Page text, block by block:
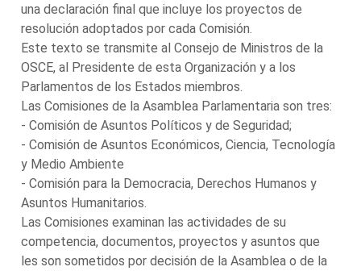
una declaración final que incluye los proyectos de
resolución adoptados por cada Comisión.
Este texto se transmite al Consejo de Ministros de la
OSCE, al Presidente de esta Organización y a los
Parlamentos de los Estados miembros.
Las Comisiones de la Asamblea Parlamentaria son tres:
- Comisión de Asuntos Políticos y de Seguridad;
- Comisión de Asuntos Económicos, Ciencia, Tecnología
y Medio Ambiente
- Comisión para la Democracia, Derechos Humanos y
Asuntos Humanitarios.
Las Comisiones examinan las actividades de su
competencia, documentos, proyectos y asuntos que
les son sometidos por decisión de la Asamblea o de la